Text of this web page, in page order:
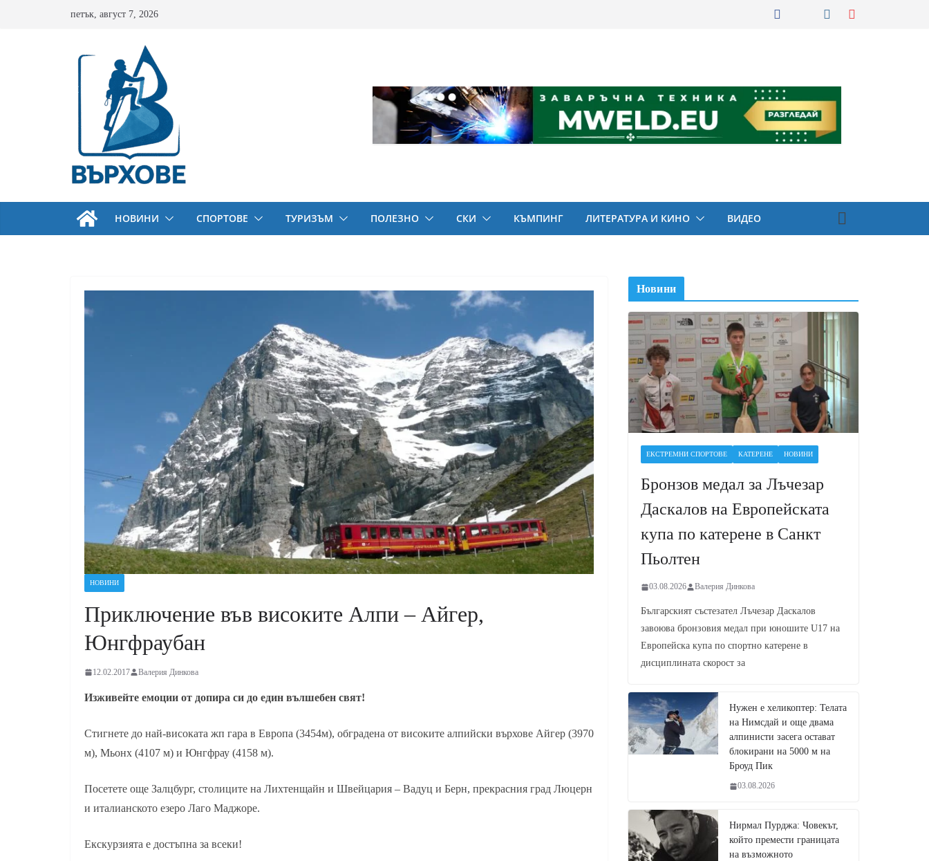
петък, август 7, 2026
НОВИНИ СПОРТОВЕ ТУРИЗЪМ ПОЛЕЗНО СКИ КЪМПИНГ ЛИТЕРАТУРА И КИНО ВИДЕО
НОВИНИ
Приключение във високите Алпи – Айгер,
Юнгфраубан
12.02.2017 Валерия Динкова
Изживейте емоции от допира си до един вълшебен свят!
Стигнете до най-високата жп гара в Европа (3454м), обградена от високите алпийски върхове Айгер (3970
м), Мьонх (4107 м) и Юнгфрау (4158 м).
Посетете още Залцбург, столиците на Лихтенщайн и Швейцария – Вадуц и Берн, прекрасния град Люцерн
и италианското езеро Лаго Маджоре.
Екскурзията е достъпна за всеки!
Новини
ЕКСТРЕМНИ СПОРТОВЕ КАТЕРЕНЕ НОВИНИ
Бронзов медал за Лъчезар
Даскалов на Европейската
купа по катерене в Санкт
Пьолтен
03.08.2026 Валерия Динкова
Българският състезател Лъчезар Даскалов
завоюва бронзовия медал при юношите U17 на
Европейска купа по спортно катерене в
дисциплината скорост за
Нужен е хеликоптер: Телата
на Нимсдай и още двама
алпинисти засега остават
блокирани на 5000 м на
Броуд Пик
03.08.2026
Нирмал Пурджа: Човекът,
който премести границата
на възможното